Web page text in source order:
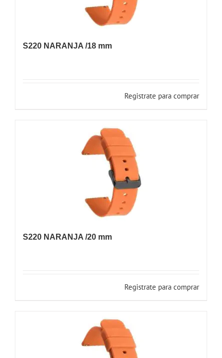
S220 NARANJA /18 mm
Registrate para comprar
S220 NARANJA /20 mm
Registrate para comprar